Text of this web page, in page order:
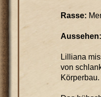
Rasse:
Aussehen:
Lilliana
von
Körperbau.